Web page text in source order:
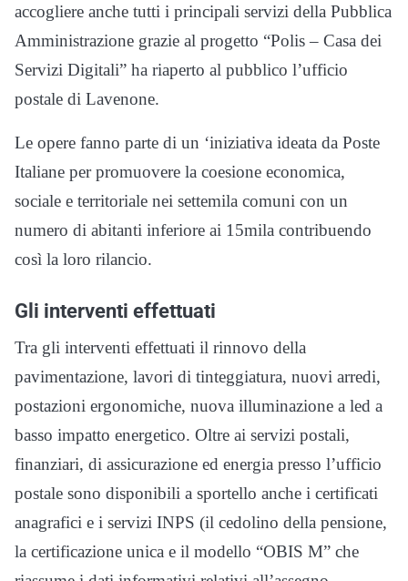
accogliere anche tutti i principali servizi della Pubblica
Amministrazione grazie al progetto “Polis – Casa dei
Servizi Digitali” ha riaperto al pubblico l’ufficio
postale di Lavenone.
Le opere fanno parte di un ‘iniziativa ideata da Poste
Italiane per promuovere la coesione economica,
sociale e territoriale nei settemila comuni con un
numero di abitanti inferiore ai 15mila contribuendo
così la loro rilancio.
Gli interventi effettuati
Tra gli interventi effettuati il rinnovo della
pavimentazione, lavori di tinteggiatura, nuovi arredi,
postazioni ergonomiche, nuova illuminazione a led a
basso impatto energetico. Oltre ai servizi postali,
finanziari, di assicurazione ed energia presso l’ufficio
postale sono disponibili a sportello anche i certificati
anagrafici e i servizi INPS (il cedolino della pensione,
la certificazione unica e il modello “OBIS M” che